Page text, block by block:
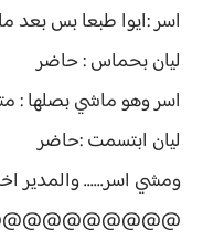
اسر :ايوا طبعا بس بعد
ليان بحماس : حاضر
اسر وهو ماشي بصلها :
ليان ابتسمت :حاضر
ومشي اسر...... والمدير